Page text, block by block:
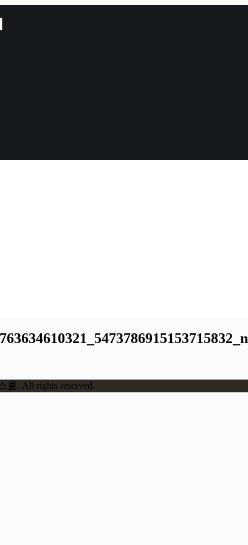
쿨. All rights reserved.